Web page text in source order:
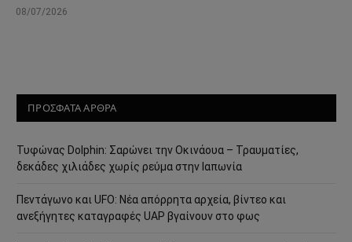
08/07/2026
ΠΡΟΣΦΑΤΑ ΑΡΘΡΑ
Τυφώνας Dolphin: Σαρώνει την Οκινάουα – Τραυματίες,
δεκάδες χιλιάδες χωρίς ρεύμα στην Ιαπωνία
Πεντάγωνο και UFO: Νέα απόρρητα αρχεία, βίντεο και
ανεξήγητες καταγραφές UAP βγαίνουν στο φως